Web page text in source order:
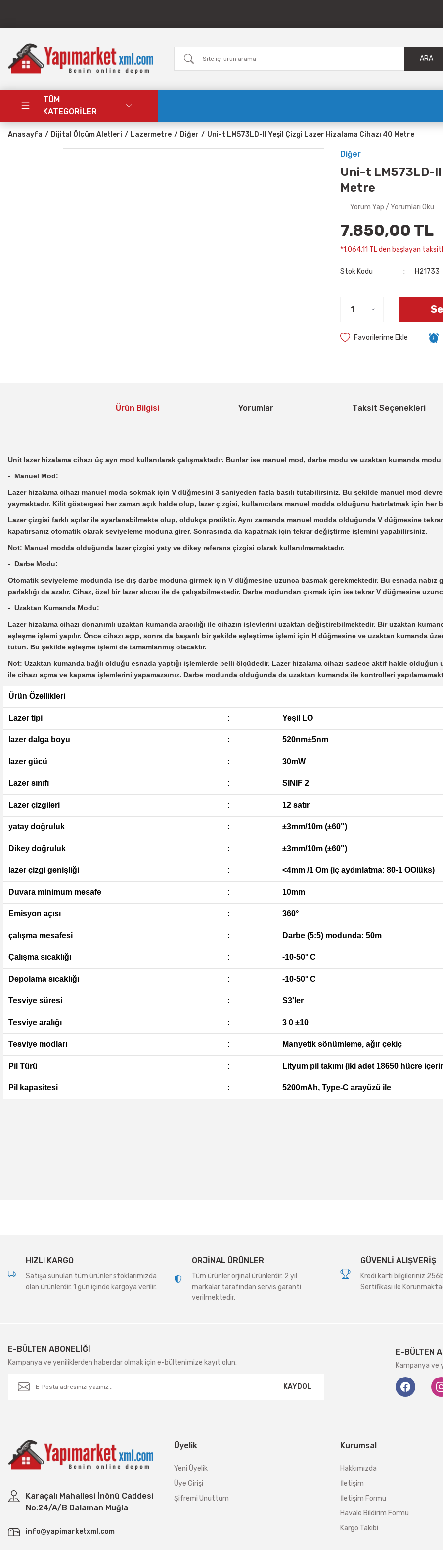
ARA
TÜM
KATEGORİLER
Anasayfa Dijital Ölçüm Aletleri Lazermetre Diğer Uni-t LM573LD-II Yeşil Çizgi Lazer Hizalama Cihazı 40 Metre
Diğer
Uni-t LM573LD-II
Metre
Yorum Yap / Yorumları Oku
7.850,00 TL
*1.064,11 TL den başlayan
Stok Kodu H21733
Ürün Bilgisi Yorumlar Taksit Seçenekleri
Unit lazer hizalama cihazı üç ayrı mod kullanılarak çalışmaktadır. Bunlar ise manuel mod, darbe modu ve uzaktan kumanda modu
- Manuel Mod:
Lazer hizalama cihazı manuel moda sokmak için V düğmesini 3 saniyeden fazla basılı tutabilirsiniz. Bu şekilde manuel mod
yaymaktadır. Kilit göstergesi her zaman açık halde olup, lazer çizgisi, kullanıcılara manuel modda olduğunu hatırlatmak için her
Lazer çizgisi farklı açılar ile ayarlanabilmekte olup, oldukça pratiktir. Aynı zamanda manuel modda olduğunda V düğmesine
kapatırsanız otomatik olarak seviyeleme moduna girer. Sonrasında da kapatmak için tekrar değiştirme işlemini yapabilirsiniz.
Not: Manuel modda olduğunda lazer çizgisi yaty ve dikey referans çizgisi olarak kullanılmamaktadır.
- Darbe Modu:
Otomatik seviyeleme modunda ise dış darbe moduna girmek için V düğmesine uzunca basmak gerekmektedir. Bu esnada
parlaklığı da azalır. Cihaz, özel bir lazer alıcısı ile de çalışabilmektedir. Darbe modundan çıkmak için ise tekrar V düğmesine
- Uzaktan Kumanda Modu:
Lazer hizalama cihazı donanımlı uzaktan kumanda aracılığı ile cihazın işlevlerini uzaktan değiştirebilmektedir. Bir uzaktan
eşleşme işlemi yapılır. Önce cihazı açıp, sonra da başarılı bir şekilde eşleştirme işlemi için H düğmesine ve uzaktan kumanda
tutun. Bu şekilde eşleşme işlemi de tamamlanmış olacaktır.
Not: Uzaktan kumanda bağlı olduğu esnada yaptığı işlemlerde belli ölçüdedir. Lazer hizalama cihazı sadece aktif halde
ile cihazı açma ve kapama işlemlerini yapamazsınız. Darbe modunda olduğunda da uzaktan kumanda ile kontrolleri
Ürün Özellikleri
Lazer tipi : Yeşil LO
lazer dalga boyu : 520nm±5nm
lazer gücü : 30mW
Lazer sınıfı : SINIF 2
Lazer çizgileri : 12 satır
yatay doğruluk : ±3mm/10m (±60")
Dikey doğruluk : ±3mm/10m (±60")
lazer çizgi genişliği : <4mm /1 Om (iç aydınlatma: 80-1 OOlüks)
Duvara minimum mesafe : 10mm
Emisyon açısı : 360°
çalışma mesafesi : Darbe (5:5) modunda: 50m
Çalışma sıcaklığı : -10-50° C
Depolama sıcaklığı : -10-50° C
Tesviye süresi : S3'ler
Tesviye aralığı : 3 0 ±10
Tesviye modları : Manyetik sönümleme, ağır çekiç
Pil Türü : Lityum pil takımı (iki adet 18650 hücre
Pil kapasitesi : 5200mAh, Type-C arayüzü ile
HIZLI KARGO
Satışa sunulan tüm ürünler stoklarımızda
olan ürünlerdir. 1 gün içinde kargoya verilir.
ORJİNAL ÜRÜNLER
Tüm ürünler orjinal ürünlerdir. 2 yıl
markalar tarafından servis garanti
verilmektedir.
GÜVENLİ ALIŞVERİŞ
Kredi kartı bilgileriniz
Sertifikası ile
E-BÜLTEN ABONELİĞİ
Kampanya ve yeniliklerden haberdar olmak için e-bültenimize kayıt olun.
KAYDOL
E-BÜLTEN
Kampanya ve
Karaçalı Mahallesi İnönü Caddesi
No:24/A/B Dalaman Muğla
info@yapimarketxml.com
Üyelik
Yeni Üyelik
Üye Girişi
Şifremi Unuttum
Kurumsal
Hakkımızda
İletişim
İletişim Formu
Havale Bildirim Formu
Kargo Takibi